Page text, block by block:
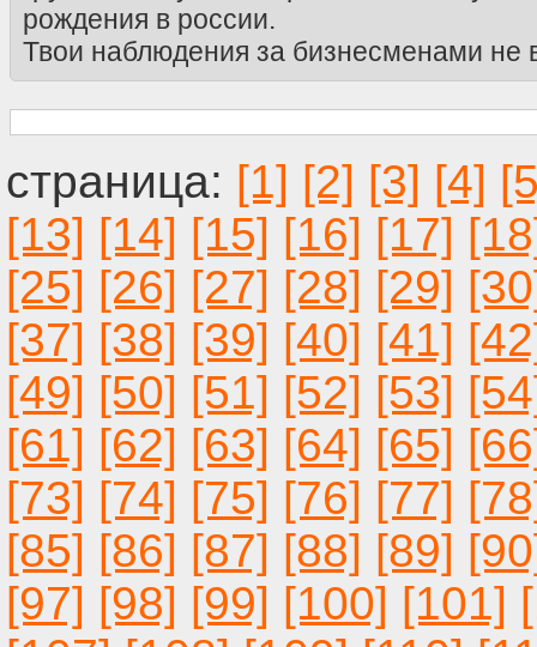
рождения в россии.
Твои наблюдения за бизнесменами не
[1] [2] [3] [4]
[13] [14] [15] [16] [17]
[25] [26] [27] [28] [29]
[37] [38] [39] [40] [41]
[49] [50] [51] [52] [53]
[61] [62] [63] [64] [65]
[73] [74] [75] [76] [77]
[85] [86] [87] [88] [89]
[97] [98] [99] [100] [101]